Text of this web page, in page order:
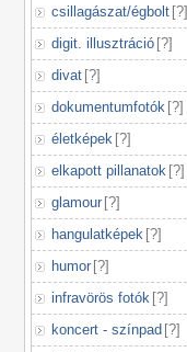
csillagászat/égbolt [?]
digit. illusztráció [?]
divat [?]
dokumentumfotók [?]
életképek [?]
elkapott pillanatok [?]
glamour [?]
hangulatképek [?]
humor [?]
infravörös fotók [?]
koncert - színpad [?]